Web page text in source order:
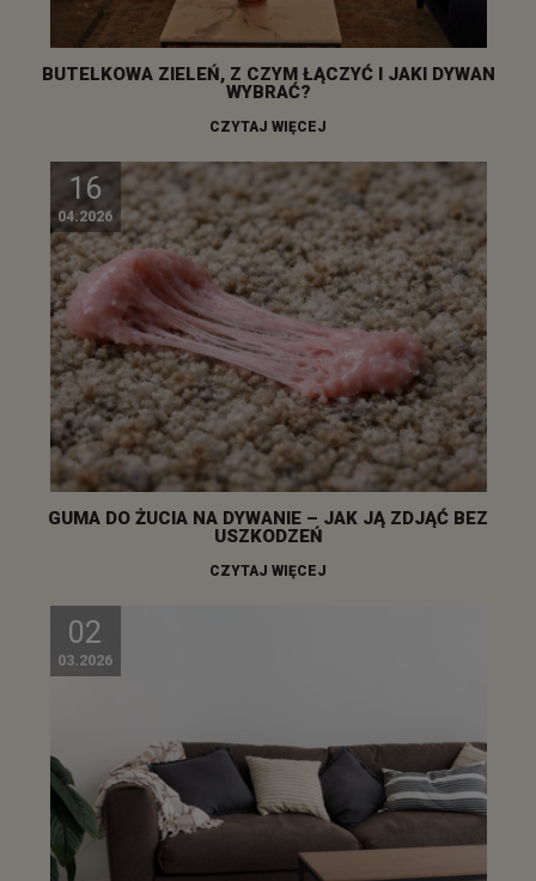
BUTELKOWA ZIELEŃ, Z CZYM ŁĄCZYĆ I JAKI DYWAN
WYBRAĆ?
CZYTAJ WIĘCEJ
16
04.2026
GUMA DO ŻUCIA NA DYWANIE – JAK JĄ ZDJĄĆ BEZ
USZKODZEŃ
CZYTAJ WIĘCEJ
02
03.2026